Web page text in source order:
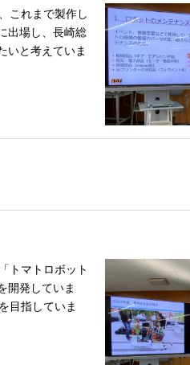
これまで製作し
出場し、長崎総
いと考えていま
トマトロボット
開発していま
目指していま